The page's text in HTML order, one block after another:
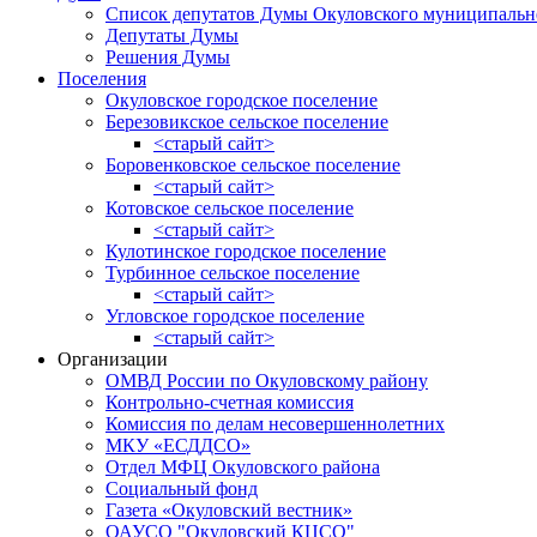
Список депутатов Думы Окуловского
Депутаты Думы
Решения Думы
Поселения
Окуловское городское поселение
Березовикское сельское поселение
<старый сайт>
Боровенковское сельское поселение
<старый сайт>
Котовское сельское поселение
<старый сайт>
Кулотинское городское поселение
Турбинное сельское поселение
<старый сайт>
Угловское городское поселение
<старый сайт>
Организации
ОМВД России по Окуловскому району
Контрольно-счетная комиссия
Комиссия по делам несовершеннолетних
МКУ «ЕСДДСО»
Отдел МФЦ Окуловского района
Социальный фонд
Газета «Окуловский вестник»
ОАУСО "Окуловский КЦСО"